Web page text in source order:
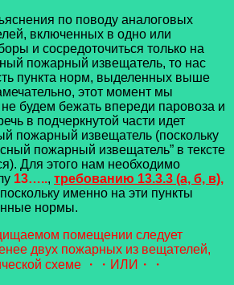
по поводу аналоговых
включенных в одно или
и сосредоточиться только на
пожарный извещатель, то нас
пункта норм, выделенных выше
этот момент мы
будем бежать впереди паровоза и
в подчеркнутой части идет
пожарный извещатель (поскольку
пожарный извещатель” в тексте
Для этого нам необходимо
13….., требованию 13.3.3 (а, б, в),
поскольку именно на эти пункты
нормы.
помещении следует
двух пожарных из вещателей,
схеме ・・ИЛИ・・